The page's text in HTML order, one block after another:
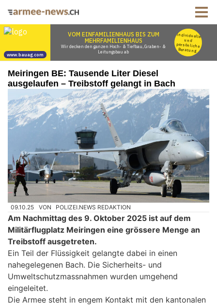
Meiringen BE: Tausende Liter Diesel
ausgelaufen – Treibstoff gelangt in Bach
09.10.25 VON POLIZEI.NEWS REDAKTION
Am Nachmittag des 9. Oktober 2025 ist auf dem
Militärflugplatz Meiringen eine grössere Menge an
Treibstoff ausgetreten.
Ein Teil der Flüssigkeit gelangte dabei in einen
nahegelegenen Bach. Die Sicherheits- und
Umweltschutzmassnahmen wurden umgehend
eingeleitet.
Die Armee steht in engem Kontakt mit den kantonalen